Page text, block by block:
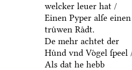
Wehe dem Heren /
welcker leuer hat /
Einen Pyper alſe einen
truͤwen Raͤdt.
De mehr achtet der
Huͤnd vnd Voͤgel ſpeel /